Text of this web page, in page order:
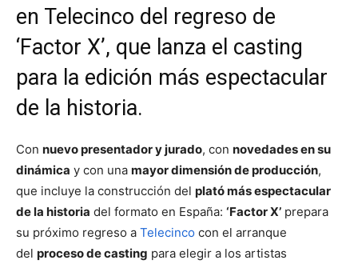
en Telecinco del regreso de
‘Factor X’, que lanza el casting
para la edición más espectacular
de la historia.
Con nuevo presentador y jurado, con novedades en su
dinámica y con una mayor dimensión de producción,
que incluye la construcción del plató más espectacular
de la historia del formato en España: ‘Factor X’ prepara
su próximo regreso a Telecinco con el arranque
del proceso de casting para elegir a los artistas